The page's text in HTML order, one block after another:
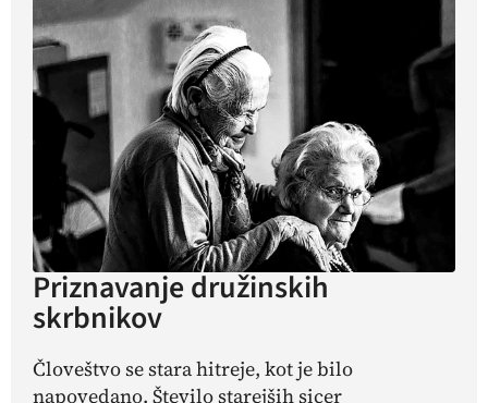
Priznavanje družinskih
skrbnikov
Človeštvo se stara hitreje, kot je bilo
napovedano. Število starejših sicer